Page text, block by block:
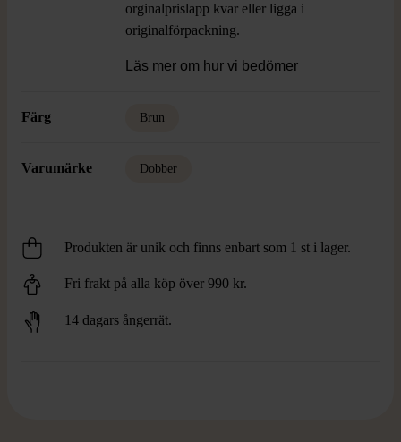
orginalprislapp kvar eller ligga i
originalförpackning.
Läs mer om hur vi bedömer
Färg Brun
Varumärke Dobber
Produkten är unik och finns enbart som 1 st i lager.
Fri frakt på alla köp över 990 kr.
14 dagars ångerrät.